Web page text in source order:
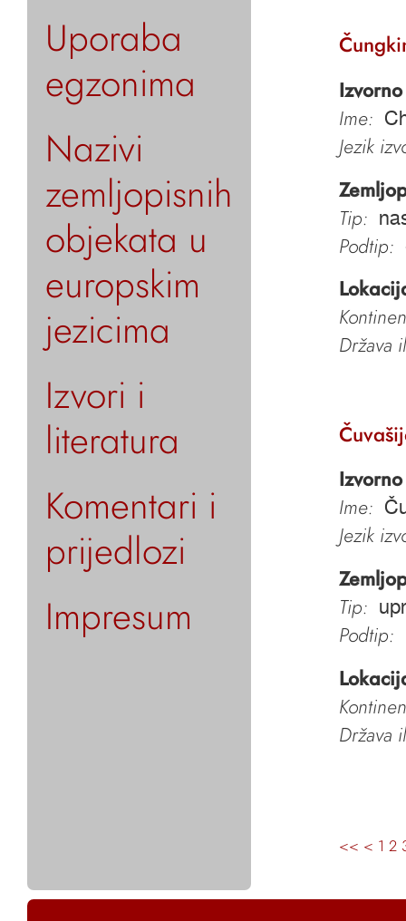
Uporaba
egzonima
Nazivi
zemljopisnih
objekata u
europskim
jezicima
Izvori i
literatura
Komentari i
prijedlozi
Impresum
Ime:
Jezik
Tip:
Podtip:
Država
Ime:
Jezik
Tip:
Podtip:
Država
<< < 1 2